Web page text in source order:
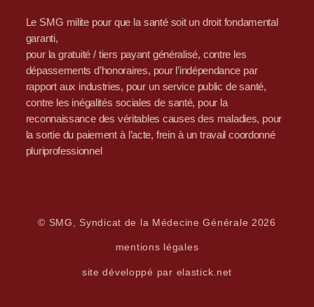
Le SMG milite pour que la santé soit un droit fondamental
garanti,
pour la gratuité / tiers payant généralisé, contre les
dépassements d’honoraires, pour l’indépendance par
rapport aux industries, pour un service public de santé,
contre les inégalités sociales de santé, pour la
reconnaissance des véritables causes des maladies, pour
la sortie du paiement à l’acte, frein à un travail coordonné
pluriprofessionnel
© SMG, Syndicat de la Médecine Générale 2026
mentions légales
site développé par elastick.net